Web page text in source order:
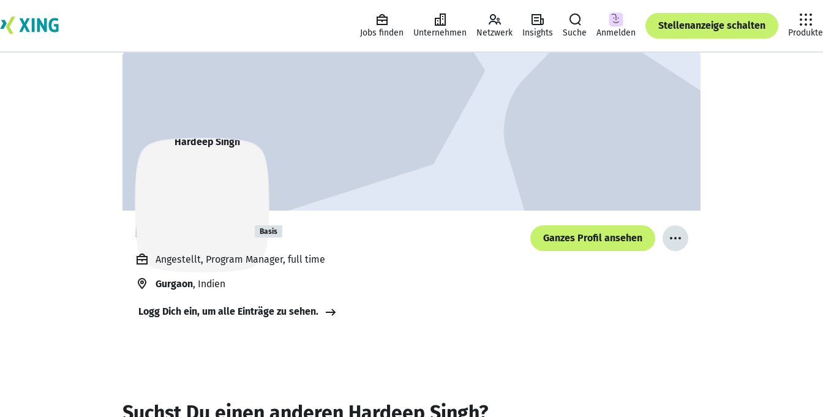
Jobs finden Unternehmen Netzwerk Insights Suche Anmelden
Stellenanzeige schalten
Produkte
Hardeep Singh Basis
Ganzes Profil ansehen
Angestellt, Program Manager, full time
Gurgaon, Indien
Logg Dich ein, um alle Einträge zu sehen.